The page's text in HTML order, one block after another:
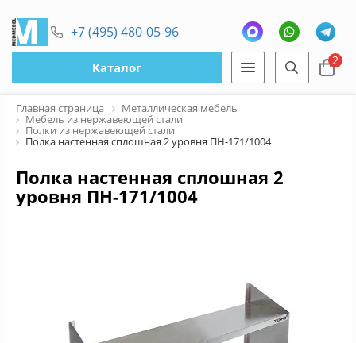
+7 (495) 480-05-96
Каталог 2
Главная страница Металлическая мебель
Мебель из нержавеющей стали
Полки из нержавеющей стали
Полка настенная сплошная 2 уровня ПН-171/1004
Полка настенная сплошная 2
уровня ПН-171/1004